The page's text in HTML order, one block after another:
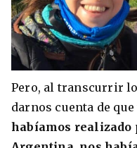
Pero, al transcurrir
darnos cuenta de que
habíamos realizado